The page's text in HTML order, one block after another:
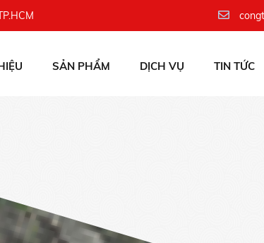
SẢN PHẨM DỊCH VỤ TIN TỨC